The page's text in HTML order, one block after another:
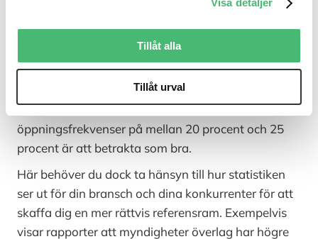
Visa detaljer
Tillåt alla
Tillåt urval
även storleken på dina kontaktlistor, hur ofta du
skickar ut nyhetsbrev och förstås branschen du
jobbar i, för att nämna några exempel.
Så hur avgör man då vad som är en bra
Kikar vi på den senaste
statistikenser det i alla fall ut som
öppningsfrekvenser på mellan 20 procent och 25
procent är att betrakta som bra.
Här behöver du dock ta hänsyn till hur statistiken
ser ut för din bransch och dina konkurrenter för att
skaffa dig en mer rättvis referensram. Exempelvis
visar rapporter att myndigheter överlag har högre